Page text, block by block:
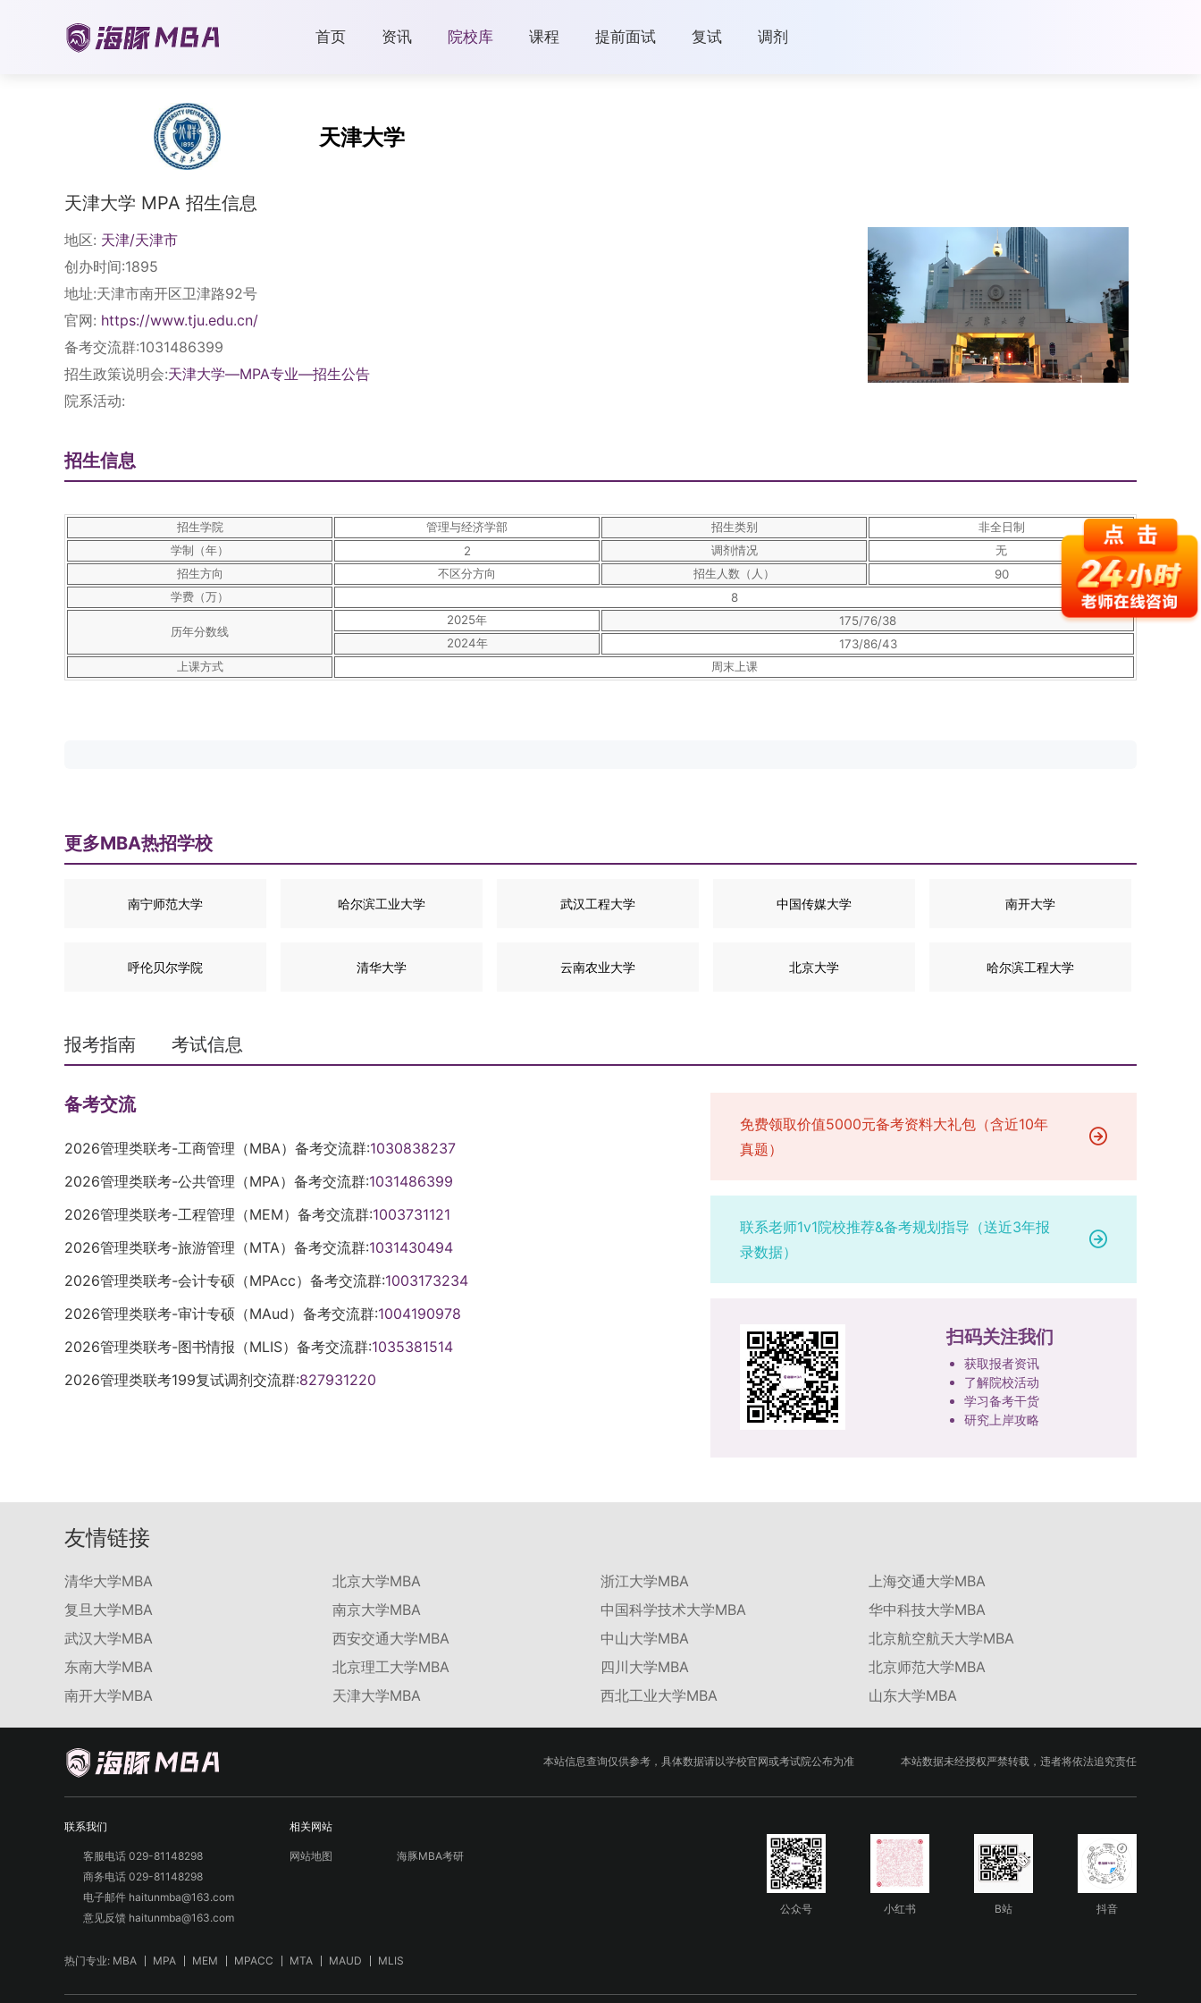
首页 资讯 院校库 课程 提前面试 复试 调剂
天津大学
天津大学 MPA 招生信息
地区: 天津/天津市
创办时间:1895
地址:天津市南开区卫津路92号
官网: https://www.tju.edu.cn/
备考交流群:1031486399
招生政策说明会:天津大学—MPA专业—招生公告
院系活动:
招生信息
招生学院 管理与经济学部 招生类别
非全日制
学制（年）
2 调剂情况
无
招生方向
不区分方向 招生人数（人）
90
学费（万）
8
历年分数线
2025年
175/76/38
2024年
173/86/43
上课方式
周末上课
更多MBA热招学校
南宁师范大学 哈尔滨工业大学 武汉工程大学 中国传媒大学 南开大学
呼伦贝尔学院 清华大学 云南农业大学 北京大学 哈尔滨工程大学
报考指南 考试信息
备考交流
2026管理类联考-工商管理（MBA）备考交流群:1030838237
2026管理类联考-公共管理（MPA）备考交流群:1031486399
2026管理类联考-工程管理（MEM）备考交流群:1003731121
2026管理类联考-旅游管理（MTA）备考交流群:1031430494
2026管理类联考-会计专硕（MPAcc）备考交流群:1003173234
2026管理类联考-审计专硕（MAud）备考交流群:1004190978
2026管理类联考-图书情报（MLIS）备考交流群:1035381514
2026管理类联考199复试调剂交流群:827931220
免费领取价值5000元备考资料大礼包（含近10年
真题）
联系老师1v1院校推荐&备考规划指导（送近3年报
录数据）
扫码关注我们
获取报者资讯
了解院校活动
学习备考干货
研究上岸攻略
友情链接
清华大学MBA 北京大学MBA 浙江大学MBA
上海交通大学MBA
复旦大学MBA
南京大学MBA 中国科学技术大学MBA
华中科技大学MBA
武汉大学MBA
西安交通大学MBA 中山大学MBA
北京航空航天大学MBA
东南大学MBA
北京理工大学MBA 四川大学MBA
北京师范大学MBA
南开大学MBA
天津大学MBA 西北工业大学MBA 山东大学MBA
本站信息查询仅供参考，具体数据请以学校官网或考试院公布为准 本站数据未经授权严禁转载，违者将依法追究责任
联系我们
客服电话 029-81148298
商务电话 029-81148298
电子邮件 haitunmba@163.com
意见反馈 haitunmba@163.com
相关网站
网站地图 海豚MBA考研
公众号 小红书 B站 抖音
热门专业: MBA MPA MEM MPACC MTA MAUD MLIS